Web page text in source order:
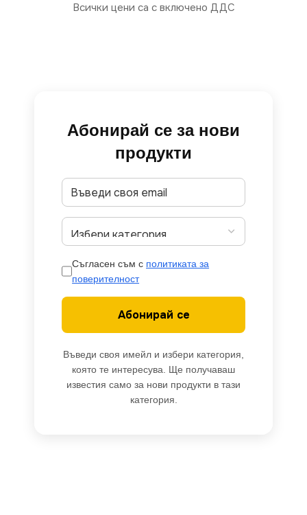
Всички цени са с включено ДДС
Абонирай се за нови
продукти
Съгласен съм с политиката за
поверителност
Абонирай се
Въведи своя имейл и избери категория,
която те интересува. Ще получаваш
известия само за нови продукти в тази
категория.